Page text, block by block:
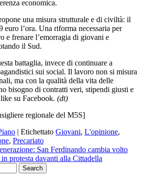
economica.
una misura strutturale e di civiltà: il
euro l’ora. Una riforma necessaria per
e frenare l’emorragia di giovani e
il Sud.
battaglia, invece di continuare a
sui social. Il lavoro non si misura
ma con la qualità della vita delle
bisogno di contratti veri, stipendi giusti e
su Facebook. (dt)
regionale del M5S]
| Etichettato Giovani, L'opinione,
, Precariato
San Ferdinando cambia volto
protesta davanti alla Cittadella